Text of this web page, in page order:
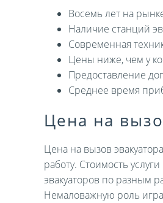
Восемь лет на
Наличие станций
Современная
Цены ниже, чем у
Предоставление
Среднее время
Цена на
Цена на вызов
работу. Стоимость
эвакуаторов по разным
Немаловажную роль